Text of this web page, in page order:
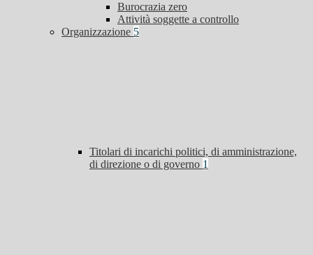
Burocrazia zero
Attività soggette a controllo
Organizzazione 5
Titolari di incarichi politici, di amministrazione,
di direzione o di governo 1